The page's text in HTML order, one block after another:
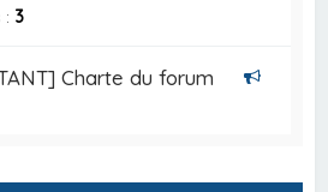
: 3
Charte du forum